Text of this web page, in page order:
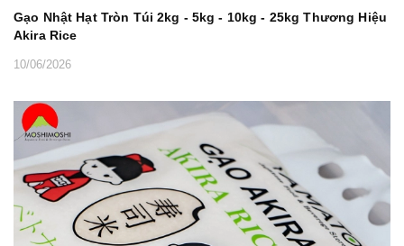
Gạo Nhật Hạt Tròn Túi 2kg - 5kg - 10kg - 25kg Thương Hiệu
Akira Rice
10/06/2026